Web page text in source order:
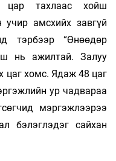
цар тахлаас хойш
учир амсхийх завгүй
тэрбээр “Өнөөдөр
нь ажилтай. Залуу
цаг хомс. Ядаж 48 цаг
ур чадвараа
мэргэжлээрээ
бэлэглэдэг сайхан